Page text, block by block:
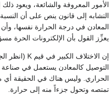
الأمور المعروفة والشائعة، ويعود
المعادن في درجة الحرارة نفسها،
يعزِّز القول بأن الإلكترونات الحرة
التوصيل كالمعادن يستعمل في صناعة
الحراري. وليس هناك في الحقيقة أي
تمتصه وتحول جزءاً منه إلى حرارة.